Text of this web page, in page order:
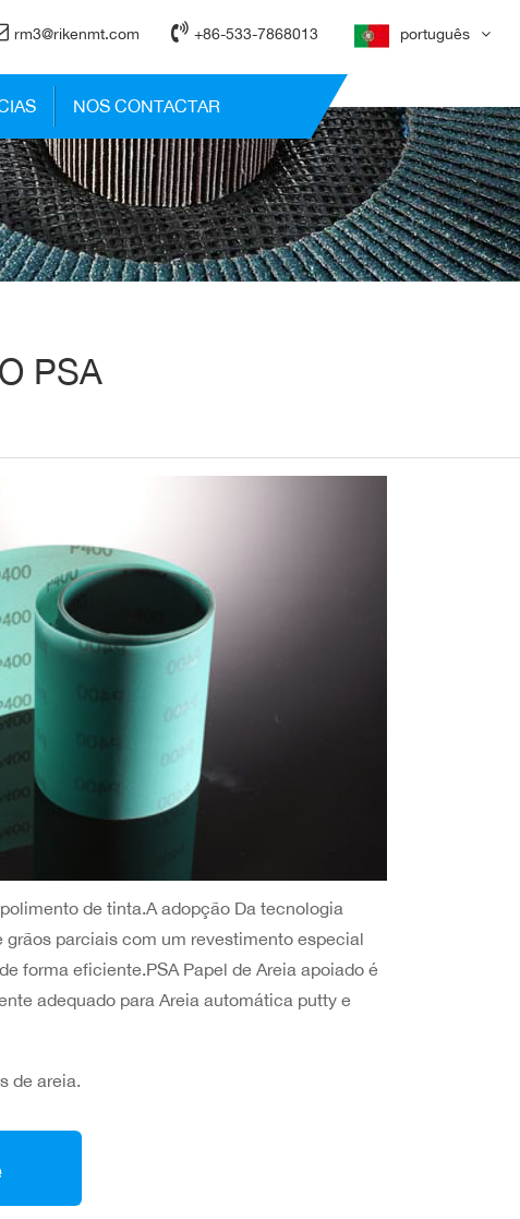
rm3@rikenmt.com +86-533-7868013 português
NOS CONTACTAR
PSA
de tinta.A adopção Da tecnologia
parciais com um revestimento especial
forma eficiente.PSA Papel de Areia apoiado é
adequado para Areia automática putty e
de areia.